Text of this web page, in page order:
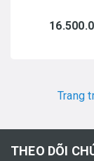
Trang
THEO DÕI